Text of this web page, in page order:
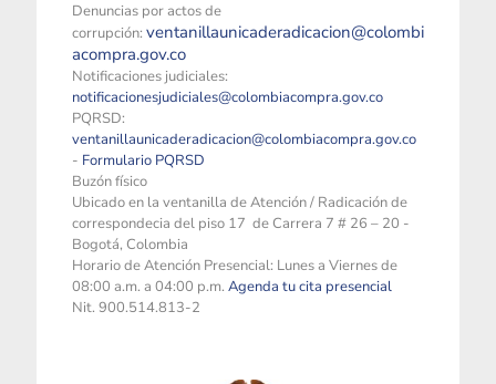
Denuncias por actos de
corrupción: ventanillaunicaderadicacion@colombi
acompra.gov.co
Notificaciones judiciales:
notificacionesjudiciales@colombiacompra.gov.co
PQRSD:
ventanillaunicaderadicacion@colombiacompra.gov.co
- Formulario PQRSD
Buzón físico
Ubicado en la ventanilla de Atención / Radicación de
correspondecia del piso 17 de Carrera 7 # 26 – 20 -
Bogotá, Colombia
Horario de Atención Presencial: Lunes a Viernes de
08:00 a.m. a 04:00 p.m. Agenda tu cita presencial
Nit. 900.514.813-2